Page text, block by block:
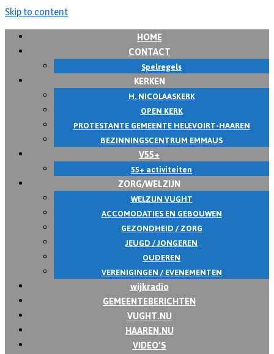
Skip to content
HOME
CONTACT
Spelregels
KERKEN
H. NICOLAASKERK
OPEN KERK
PROTESTANTE GEMEENTE HELEVOIRT-HAAREN
BEZINNINGSCENTRUM EMMAUS
V55+
55+ activiteiten
ZORG/WELZIJN
WELZIJN VUGHT
ACCOMODATIES EN GEBOUWEN
GEZONDHEID / ZORG
JEUGD / JONGEREN
OUDEREN
VERENIGINGEN / EVENEMENTEN
wijkradio
GEMEENTEBERICHTEN
VUGHT.NU
HAAREN.NU
VIDEO’S